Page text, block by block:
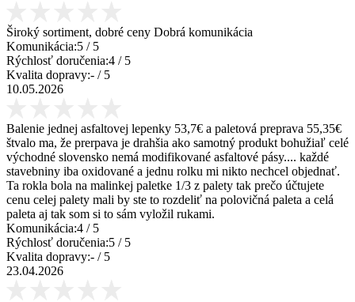
Široký sortiment, dobré ceny Dobrá komunikácia
Komunikácia:5 / 5
Rýchlosť doručenia:4 / 5
Kvalita dopravy:- / 5
10.05.2026
Balenie jednej asfaltovej lepenky 53,7€ a paletová preprava 55,35€
štvalo ma, že prerpava je drahšia ako samotný produkt bohužiaľ celé
východné slovensko nemá modifikované asfaltové pásy.... každé
stavebniny iba oxidované a jednu rolku mi nikto nechcel objednať.
Ta rokla bola na malinkej paletke 1/3 z palety tak prečo účtujete
cenu celej palety mali by ste to rozdeliť na polovičná paleta a celá
paleta aj tak som si to sám vyložil rukami.
Komunikácia:4 / 5
Rýchlosť doručenia:5 / 5
Kvalita dopravy:- / 5
23.04.2026